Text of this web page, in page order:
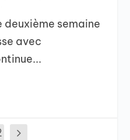
semaine
avec